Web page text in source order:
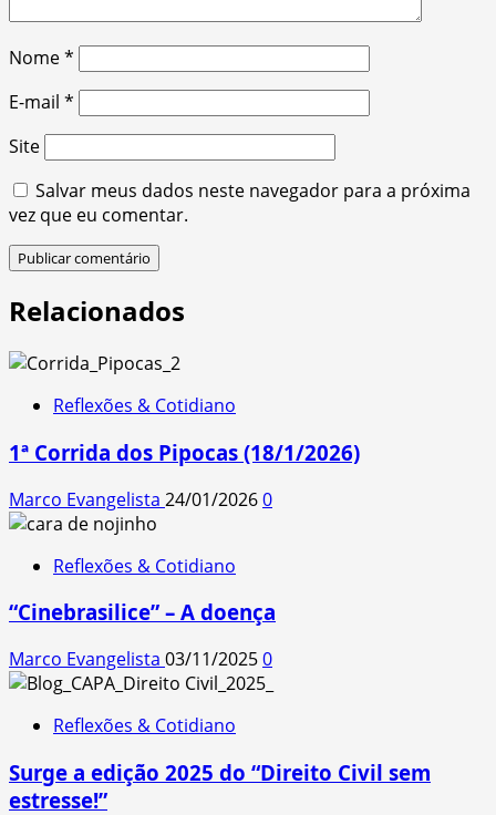
Nome*
E-mail *
Site
Salvar meus dados neste navegador para a próxima
vez que eu comentar.
Relacionados
Reflexões & Cotidiano
1ª Corrida dos Pipocas (18/1/2026)
Marco Evangelista 24/01/20260
Reflexões & Cotidiano
“Cinebrasilice” – A doença
Marco Evangelista 03/11/20250
Reflexões & Cotidiano
Surge a edição 2025 do “Direito Civil sem
estresse!”